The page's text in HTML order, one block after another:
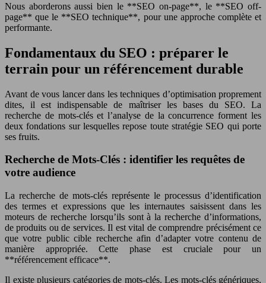
Nous aborderons aussi bien le **SEO on-page**, le **SEO off-
page** que le **SEO technique**, pour une approche complète et
performante.
Fondamentaux du SEO : préparer le
terrain pour un référencement durable
Avant de vous lancer dans les techniques d’optimisation proprement
dites, il est indispensable de maîtriser les bases du SEO. La
recherche de mots-clés et l’analyse de la concurrence forment les
deux fondations sur lesquelles repose toute stratégie SEO qui porte
ses fruits.
Recherche de Mots-Clés : identifier les requêtes de
votre audience
La recherche de mots-clés représente le processus d’identification
des termes et expressions que les internautes saisissent dans les
moteurs de recherche lorsqu’ils sont à la recherche d’informations,
de produits ou de services. Il est vital de comprendre précisément ce
que votre public cible recherche afin d’adapter votre contenu de
manière appropriée. Cette phase est cruciale pour un
**référencement efficace**.
Il existe plusieurs catégories de mots-clés. Les mots-clés génériques,